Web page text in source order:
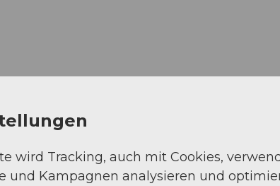
wird Tracking, auch mit Cookies,
und Kampagnen analysieren und